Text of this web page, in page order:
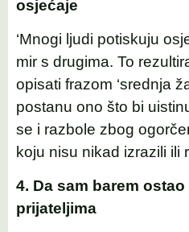
osjećaje
‘Mnogi ljudi potiskuju
mir s drugima. To
opisati frazom ‘srednja
postanu ono što bi
se i razbole zbog
koju nisu nikad izrazili ili
4. Da sam barem
prijateljima